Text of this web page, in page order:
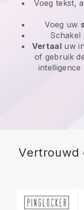
Voeg tekst,
Voeg uw
Schakel
Vertaal uw
of gebruik
intelligence
Vertrouwd